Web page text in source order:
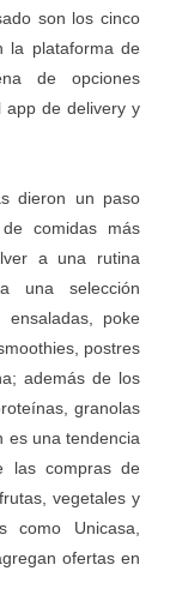
son los cinco
la plataforma de
de opciones
app de delivery y
dieron un paso
comidas más
a una rutina
una selección
poke
postres
además de los
granolas
es una tendencia
las compras de
vegetales y
como Unicasa,
ofertas en